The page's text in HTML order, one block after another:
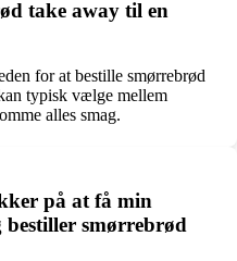
take away til en
for at bestille smørrebrød
typisk vælge mellem
alles smag.
på at få min
smørrebrød